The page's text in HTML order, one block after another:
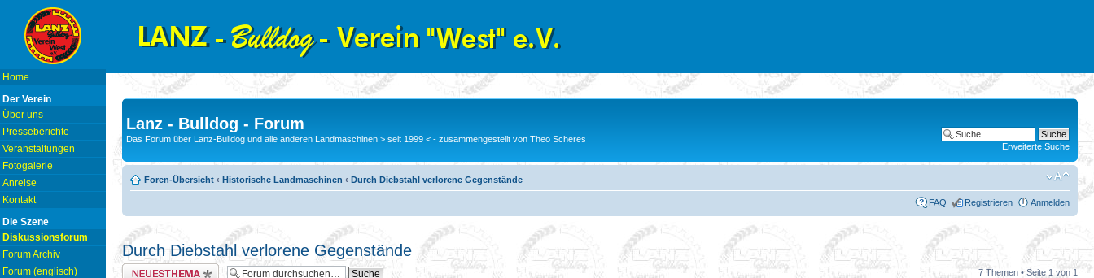
Home
Der Verein
Über uns
Presseberichte
Veranstaltungen
Fotogalerie
Anreise
Kontakt
Die Szene
Diskussionsforum
Forum Archiv
Forum (englisch)
Lanz - Bulldog - Forum
Das Forum über Lanz-Bulldog und alle anderen Landmaschinen > seit 1999 < - zusammengestellt von Theo Scheres
Erweiterte Suche
Foren-Übersicht ‹ Historische Landmaschinen ‹ Durch Diebstahl verlorene Gegenstände
FAQ Registrieren Anmelden
Durch Diebstahl verlorene Gegenstände
Neues Thema erstellen 7 Themen • Seite 1 von 1